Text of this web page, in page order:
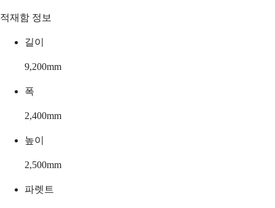
적재함 정보
길이
9,200mm
폭
2,400mm
높이
2,500mm
파렛트